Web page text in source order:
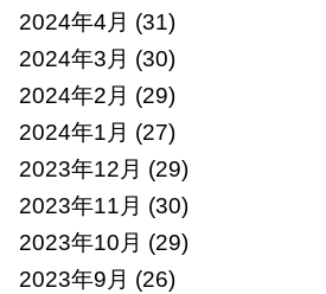
2024年4月 (31)
2024年3月 (30)
2024年2月 (29)
2024年1月 (27)
2023年12月 (29)
2023年11月 (30)
2023年10月 (29)
2023年9月 (26)